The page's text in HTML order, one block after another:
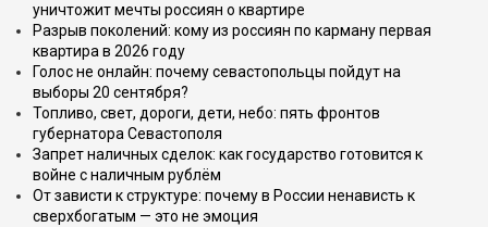
уничтожит мечты россиян о квартире
Разрыв поколений: кому из россиян по карману первая
квартира в 2026 году
Голос не онлайн: почему севастопольцы пойдут на
выборы 20 сентября?
Топливо, свет, дороги, дети, небо: пять фронтов
губернатора Севастополя
Запрет наличных сделок: как государство готовится к
войне с наличным рублём
От зависти к структуре: почему в России ненависть к
сверхбогатым — это не эмоция